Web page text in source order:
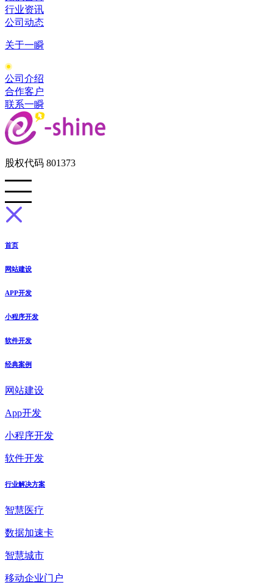
行业资讯
公司动态
关于一瞬
公司介绍
合作客户
联系一瞬
股权代码 801373
首页
网站建设
APP开发
小程序开发
软件开发
经典案例
网站建设
App开发
小程序开发
软件开发
行业解决方案
智慧医疗
数据加速卡
智慧城市
移动企业门户